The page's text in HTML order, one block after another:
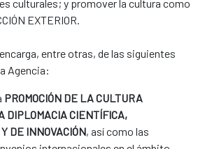
culturales; y promover la cultura como
EXTERIOR.
encarga, entre otras, de las siguientes
Agencia:
PROMOCIÓN DE LA CULTURA
DIPLOMACIA CIENTÍFICA,
DE INNOVACIÓN, así como las